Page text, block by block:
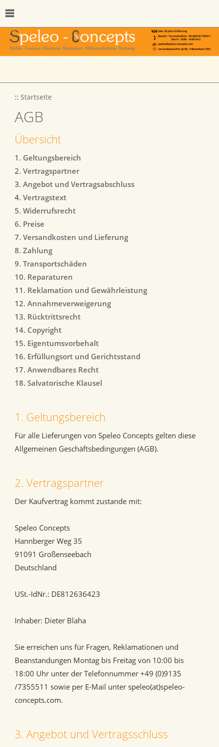
:: Startseite
AGB
Übersicht
1. Geltungsbereich
2. Vertragspartner
3. Angebot und Vertragsabschluss
4. Vertragstext
5. Widerrufsrecht
6. Preise
7. Versandkosten und Lieferung
8. Zahlung
9. Transportschäden
10. Reparaturen
11. Reklamation und Gewährleistung
12. Annahmeverweigerung
13. Rücktrittsrecht
14. Copyright
15. Eigentumsvorbehalt
16. Erfüllungsort und Gerichtsstand
17. Anwendbares Recht
18. Salvatorische Klausel
1. Geltungsbereich
Für alle Lieferungen von Speleo Concepts gelten diese
Allgemeinen Geschäftsbedingungen (AGB).
2. Vertragspartner
Der Kaufvertrag kommt zustande mit:
Speleo Concepts
Hannberger Weg 35
91091 Großenseebach
Deutschland
USt.-IdNr.: DE812636423
Inhaber: Dieter Blaha
Sie erreichen uns für Fragen, Reklamationen und
Beanstandungen Montag bis Freitag von 10:00 bis
18:00 Uhr unter der Telefonnummer +49 (0)9135
/7355511 sowie per E-Mail unter speleo(at)speleo-
concepts.com.
3. Angebot und Vertragsschluss